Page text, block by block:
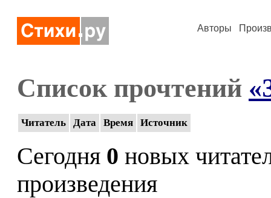
Авторы
Список прочтений
Читатель Дата Время Источник
Сегодня 0 новых
произведения